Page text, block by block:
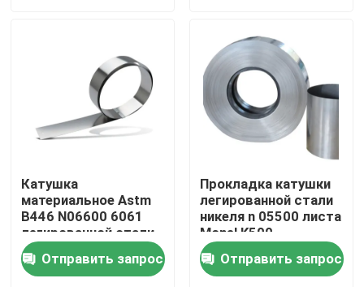
Безшовная труба нержавеющей стали
прокладка нержавеющей стали
Стальная заготовка для проволоки
Адвокатура нержавеющей стали штанга
Прокладка легированной стали
Катушка
материальное Astm
B446 N06600 6061
легированной стали
Monel 400 6063 3104
3003Отправить запрос
Прокладка катушки
легированной стали
никеля n 05500 листа
Monel K500
Отправить запрос